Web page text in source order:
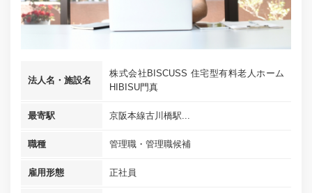
法人名・施設名
株式会社BISCUSS 住宅型有料老人ホーム
HIBISU門真
最寄駅 京阪本線古川橋駅...
職種 管理職・管理職候補
雇用形態 正社員